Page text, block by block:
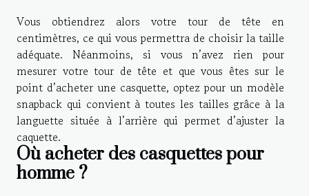
Vous obtiendrez alors votre tour de tête en
centimètres, ce qui vous permettra de choisir la taille
adéquate. Néanmoins, si vous n’avez rien pour
mesurer votre tour de tête et que vous êtes sur le
point d’acheter une casquette, optez pour un modèle
snapback qui convient à toutes les tailles grâce à la
languette située à l’arrière qui permet d’ajuster la
caquette.
Où acheter des casquettes pour
homme ?